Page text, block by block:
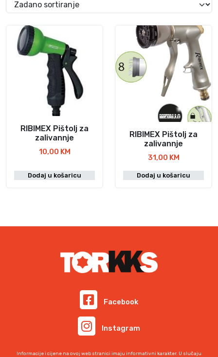
RIBIMEX Pištolj za
zalivannje
10,00 KM
Dodaj u košaricu
RIBIMEX Pištolj za
zalivannje
31,00 KM
Dodaj u košaricu
Facebook
Instagram
Informacije i cijene na ovoj web stranici imaju informativni karakter. U slučaju